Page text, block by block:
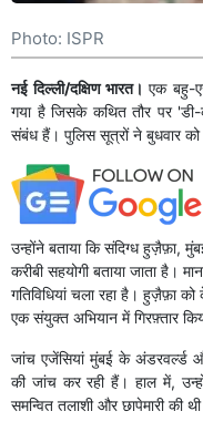
Photo: ISPR
नई दिल्ली/दक्षिण भारत। एक बहु-
गया है जिसके कथित तौर पर
संबंध हैं। पुलिस सूत्रों ने बुधवार को
उन्होंने बताया कि संदिग्ध हुज़ैफ़ा,
करीबी सहयोगी बताया जाता है।
गतिविधियां चला रहा है। हुज़ैफ़ा
एक संयुक्त अभियान में गिरफ़्तार
जांच एजेंसियां ​​मुंबई के अंडरवर्ल्ड
की जांच कर रही हैं। हाल में,
समन्वित तलाशी और छापेमारी की